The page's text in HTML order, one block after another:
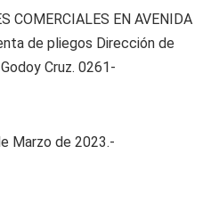
COMERCIALES EN AVENIDA
de pliegos Dirección de
Cruz. 0261-
Marzo de 2023.-